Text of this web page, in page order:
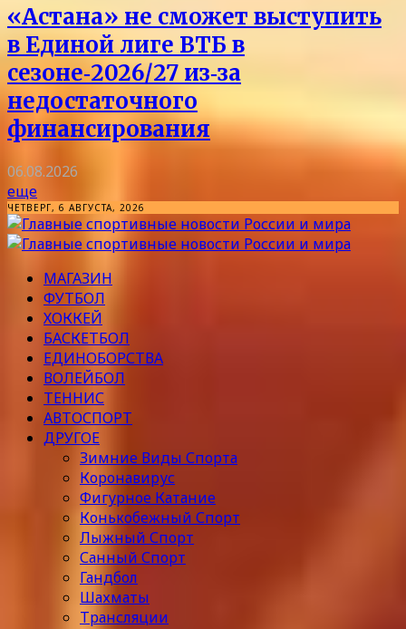
«Астана» не сможет выступить
в Единой лиге ВТБ в
сезоне‑2026/27 из‑за
недостаточного
финансирования
06.08.2026
еще
ЧЕТВЕРГ, 6 АВГУСТА, 2026
МАГАЗИН
ФУТБОЛ
ХОККЕЙ
БАСКЕТБОЛ
ЕДИНОБОРСТВА
ВОЛЕЙБОЛ
ТЕННИС
АВТОСПОРТ
ДРУГОЕ
Зимние Виды Спорта
Коронавирус
Фигурное Катание
Конькобежный Спорт
Лыжный Спорт
Санный Спорт
Гандбол
Шахматы
Трансляции